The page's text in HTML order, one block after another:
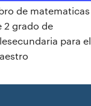
de matematicas
2 grado de
para el